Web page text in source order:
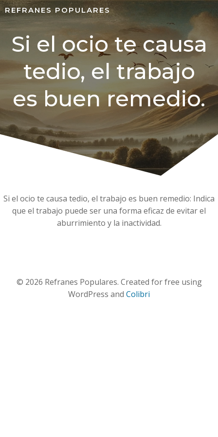
REFRANES POPULARES
Si el ocio te causa
tedio, el trabajo
es buen remedio.
Si el ocio te causa tedio, el trabajo es buen remedio: Indica
que el trabajo puede ser una forma eficaz de evitar el
aburrimiento y la inactividad.
© 2026 Refranes Populares. Created for free using
WordPress and Colibri